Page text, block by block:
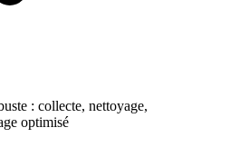
: collecte, nettoyage,
optimisé